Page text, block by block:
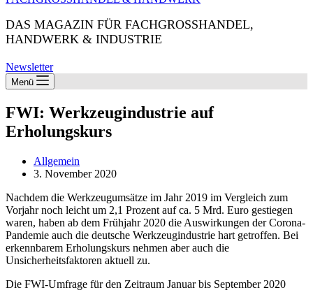
DAS MAGAZIN FÜR FACHGROSSHANDEL,
HANDWERK & INDUSTRIE
Newsletter
Menü
FWI: Werkzeugindustrie auf
Erholungskurs
Allgemein
3. November 2020
Nachdem die Werkzeugumsätze im Jahr 2019 im Vergleich zum
Vorjahr noch leicht um 2,1 Prozent auf ca. 5 Mrd. Euro gestiegen
waren, haben ab dem Frühjahr 2020 die Auswirkungen der Corona-
Pandemie auch die deutsche Werkzeugindustrie hart getroffen. Bei
erkennbarem Erholungskurs nehmen aber auch die
Unsicherheitsfaktoren aktuell zu.
Die FWI-Umfrage für den Zeitraum Januar bis September 2020